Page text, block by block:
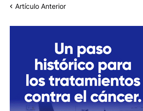
Artículo Anterior